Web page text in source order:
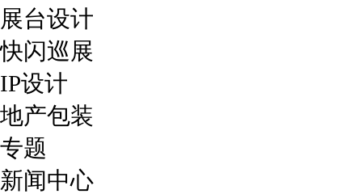
展台设计
快闪巡展
IP设计
地产包装
专题
新闻中心